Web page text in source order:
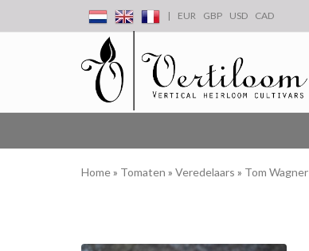
| EUR GBP USD CAD
Home» Tomaten » Veredelaars » Tom Wagner